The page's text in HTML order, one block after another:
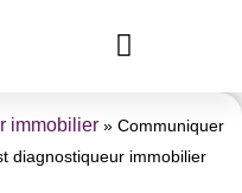
immobilier » Communiquer
diagnostiqueur immobilier